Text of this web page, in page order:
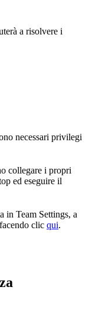
a risolvere i
necessari privilegi
collegare i propri
ed eseguire il
in Team Settings, a
clic qui.